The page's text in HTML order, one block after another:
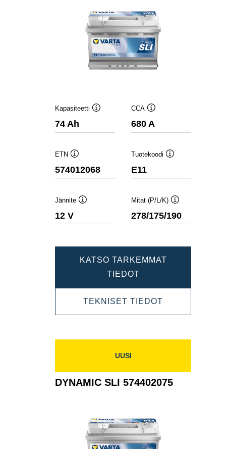
Kapasiteetti
74 Ah
CCA
680 A
ETN
574012068
Tuotekoodi
E11
Jännite
12 V
Mitat (P/L/K)
278/175/190
KATSO TARKEMMAT
TIEDOTDYNAMIC
SLI
574012068
TEKNISET TIEDOT
SLI
UUSI
DYNAMIC SLI 574402075